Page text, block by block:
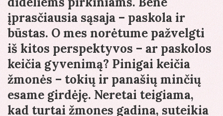
įprasčiausia sąsaja – paskola ir
būstas. O mes norėtume pažvelgti
iš kitos perspektyvos – ar paskolos
keičia gyvenimą? Pinigai keičia
žmonės – tokių ir panašių minčių
esame girdėję. Neretai teigiama,
kad turtai žmones gadina, suteikia